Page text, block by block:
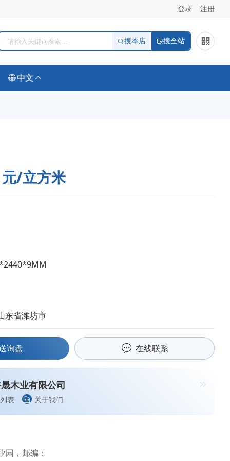
登录 注册
搜本店 搜全站
中文
/立方米
东省潍坊市
询盘 在线联系
木业有限公司
表 关于我们
园，邮编：